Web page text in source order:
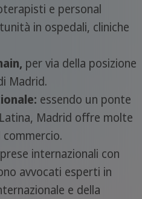
e personal
in ospedali, cliniche
per via della posizione
Madrid.
essendo un ponte
Madrid offre molte
internazionali con
avvocati esperti in
e della